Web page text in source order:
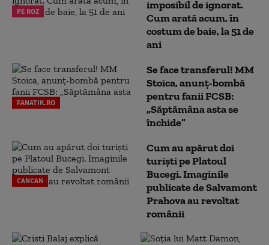
PE ROZ
imposibil de ignorat.
Cum arată acum, în
costum de baie, la 51 de
ani
FANATIK.RO
Se face transferul! MM
Stoica, anunț-bombă
pentru fanii FCSB:
„Săptămâna asta se
închide”
CANCAN
Cum au apărut doi
turiști pe Platoul
Bucegi. Imaginile
publicate de Salvamont
Prahova au revoltat
românii